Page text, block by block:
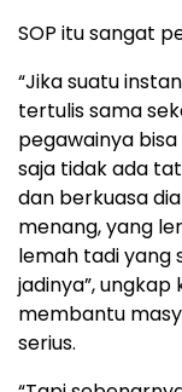
SOP itu sangat
“Jika suatu
tertulis sama
pegawainya
saja tidak ada
dan berkuasa
menang, yang
lemah tadi yang
jadinya”, ungkap
membantu
serius.